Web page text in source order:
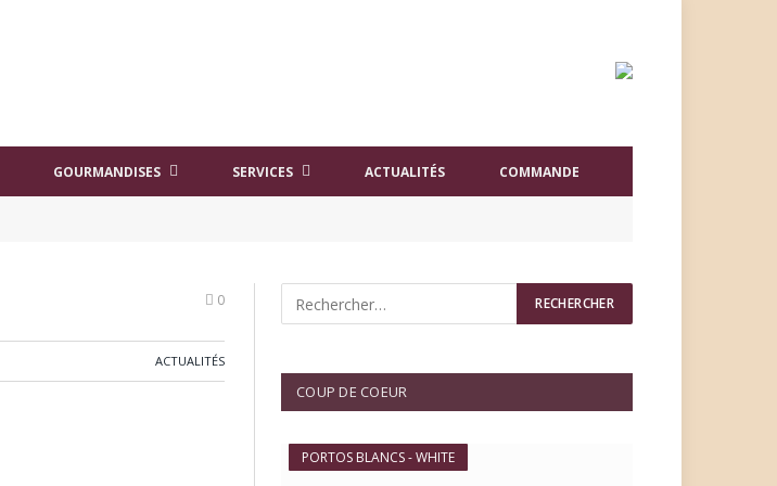
GOURMANDISES SERVICES ACTUALITÉS COMMANDE
0
ACTUALITÉS
COUP DE COEUR
PORTOS BLANCS - WHITE